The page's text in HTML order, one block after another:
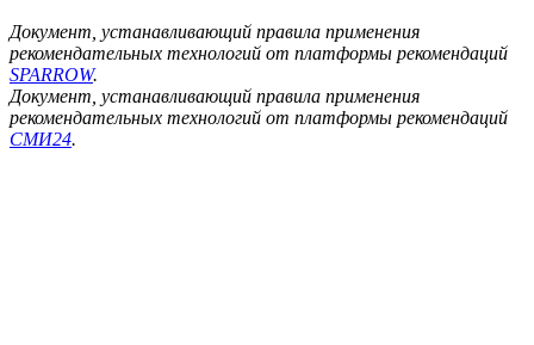
Документ, устанавливающий правила применения
рекомендательных технологий от платформы рекомендаций
SPARROW.
Документ, устанавливающий правила применения
рекомендательных технологий от платформы рекомендаций
СМИ24.